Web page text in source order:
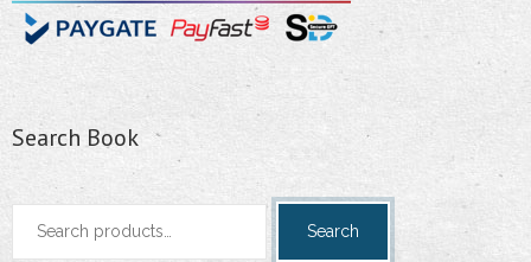
Search Book
Search
Search